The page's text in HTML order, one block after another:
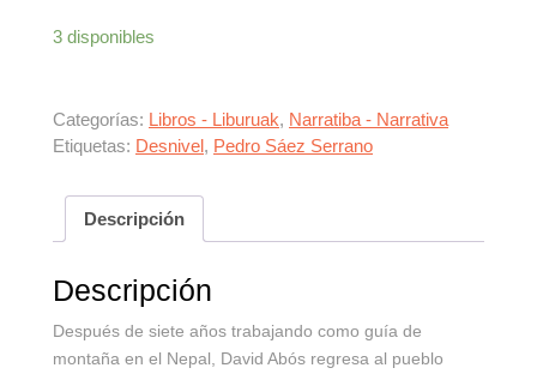
3 disponibles
Categorías: Libros - Liburuak, Narratiba - Narrativa
Etiquetas: Desnivel, Pedro Sáez Serrano
Descripción
Descripción
Después de siete años trabajando como guía de
montaña en el Nepal, David Abós regresa al pueblo